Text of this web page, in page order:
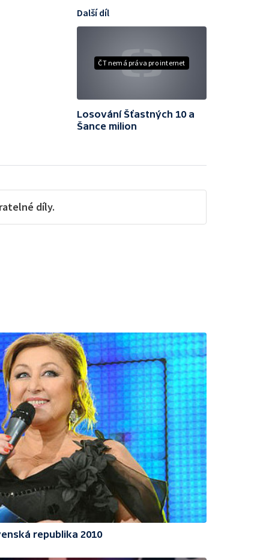
ČT nemá práva pro internet
Další díl
Losování Šťastných 10 a
Šance milion
díly.
republika 2010